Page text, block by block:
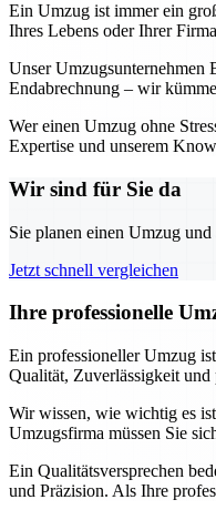
Ein Umzug ist immer ein
Ihres Lebens oder Ihrer
Unser Umzugsunternehmen
Endabrechnung – wir
Wer einen Umzug ohne
Expertise und unserem
Wir sind für Sie da
Sie planen einen Umzug
Jetzt schnell vergleichen
Ihre professionelle
Ein professioneller Umzug
Qualität, Zuverlässigkeit
Wir wissen, wie wichtig es
Umzugsfirma müssen Sie
Ein Qualitätsversprechen
und Präzision. Als Ihre